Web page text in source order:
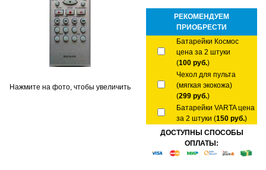
Нажмите на фото, чтобы увеличить
РЕКОМЕНДУЕМ
ПРИОБРЕСТИ
Батарейки Космос
цена за 2 штуки
(100 руб.)
Чехол для пульта
(мягкая экокожа)
(299 руб.)
Батарейки VARTA цена
за 2 штуки (150 руб.)
ДОСТУПНЫ СПОСОБЫ
ОПЛАТЫ: